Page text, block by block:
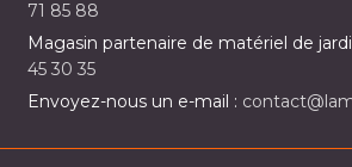
71 85 88
Magasin partenaire de matériel de
45 30 35
Envoyez-nous un e-mail :